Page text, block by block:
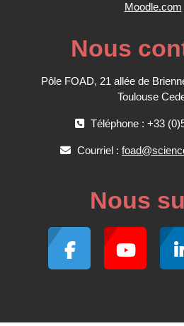
Moodle.com
Nous
Pôle FOAD, 21 allée de
Toulouse
Téléphone : +33
Courriel :
Nous